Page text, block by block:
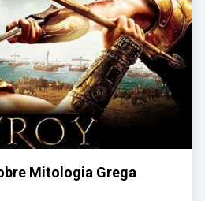
Mitologia Grega